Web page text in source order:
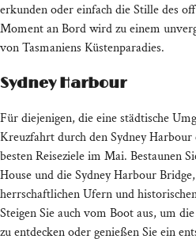
erkunden oder einfach die Stille des
Moment an Bord wird zu einem
von Tasmaniens Küstenparadies.
Sydney Harbour
Für diejenigen, die eine städtische
Kreuzfahrt durch den Sydney
besten Reiseziele im Mai. Bestaunen
House und die Sydney Harbour
herrschaftlichen Ufern und
Steigen Sie auch vom Boot aus, um
zu entdecken oder genießen Sie ein